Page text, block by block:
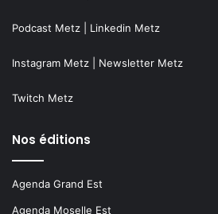
Podcast Metz Linkedin Metz
Instagram Metz Newsletter Metz
Twitch Metz
Nos éditions
Agenda Grand Est
Agenda Moselle Est